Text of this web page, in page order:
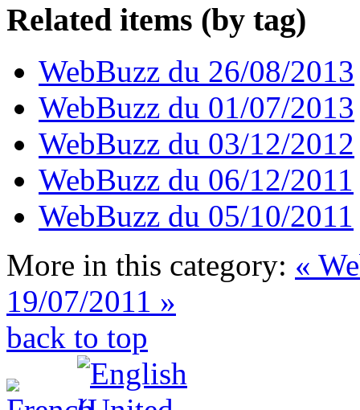
Related items (by tag)
WebBuzz du 26/08/2013
WebBuzz du 01/07/2013
WebBuzz du 03/12/2012
WebBuzz du 06/12/2011
WebBuzz du 05/10/2011
More in this category: «
19/07/2011 »
back to top